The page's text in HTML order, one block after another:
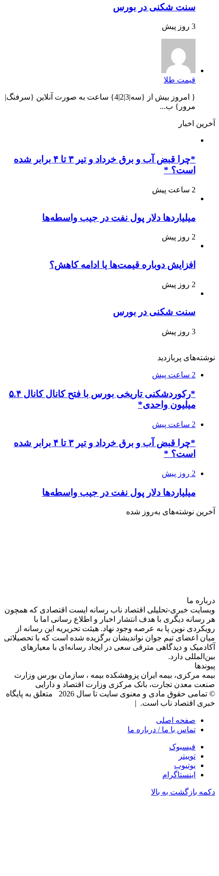
سنت شکنی در بورس
3 روز پیش
قیمت طلا
{ امروز بیش از {سه|3|2|4} ساعت به صورت آنلاین {سرفنگ|
مرور} ب...
آخرین اخبار
*چرا قبض آب و برق خرداد و تیر ۳ تا ۴ برابر شده
است؟ *
2 ساعت پیش
میلیاردها دلار پول نفت در جیب واسطه‌ها
2 روز پیش
افزایش دوباره قیمت‌ها یا ادامه کاهش؟
2 روز پیش
سنت شکنی در بورس
3 روز پیش
نوشته‌های پربازدید
2 ساعت پیش
*رکوردشکنی تاریخی بورس با فتح کانال کانال ۵.۴
میلیون واحدی*
2 ساعت پیش
*چرا قبض آب و برق خرداد و تیر ۳ تا ۴ برابر شده
است؟ *
2 روز پیش
میلیاردها دلار پول نفت در جیب واسطه‌ها
آخرین نوشته‌های‌ به‌روز شده
درباره‌ ما
وبسایت خبری-تحلیلی اقتصاد ناب رسانه‌ ایست اقتصادی که همچون
هر رسانه دیگری با هدف انتشار اخبار و اطلاع رسانی اما با
رویکردی نوین پا به عرصه وجود نهاد. هیئت تحریریه این رسانه از
میان اعضای تیم جوان نواندیشان برگزیده شده است که با تحصیلاتی
آکادمیک و دیدگاهی‌ مترقی سعی در ایجاد رسانه‌ای با معیار‌های
بین‌المللی دارد.
پیوندها
بیمه مرکزی، بیمه ایران پزوهشکده بیمه ، سازمان بورس وزارت
صنعت معدن تجارت، بانک مرکزی وزارت اقتصاد و دارایی
© تمامی حقوق مادی و معنوی سایت تا سال 2026 متعلق به پایگاه
خبری اقتصاد ناب است. |
صفحه اصلی
تماس با ما / درباره ما
فیسبوک
توییتر
یوتیوب
اینستاگرام
دکمه بازگشت به بالا